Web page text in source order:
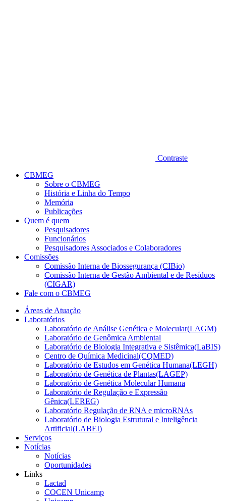
Contraste
CBMEG
Sobre o CBMEG
História e Linha do Tempo
Memória
Publicações
Quem é quem
Pesquisadores
Funcionários
Pesquisadores Associados e Colaboradores
Comissões
Comissão Interna de Biossegurança (CIBio)
Comissão Interna de Gestão Ambiental e de Resíduos
(CIGAR)
Fale com o CBMEG
Áreas de Atuação
Laboratórios
Laboratório de Análise Genética e Molecular(LAGM)
Laboratório de Genômica Ambiental
Laboratório de Biologia Integrativa e Sistêmica(LaBIS)
Centro de Química Medicinal(CQMED)
Laboratório de Estudos em Genética Humana(LEGH)
Laboratório de Genética de Plantas(LAGEP)
Laboratório de Genética Molecular Humana
Laboratório de Regulação e Expressão
Gênica(LEREG)
Laboratório Regulação de RNA e microRNAs
Laboratório de Biologia Estrutural e Inteligência
Artificial(LABEI)
Serviços
Notícias
Notícias
Oportunidades
Links
Lactad
COCEN Unicamp